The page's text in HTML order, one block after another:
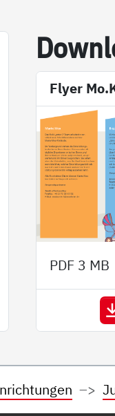
Flyer
PDF 3 MB